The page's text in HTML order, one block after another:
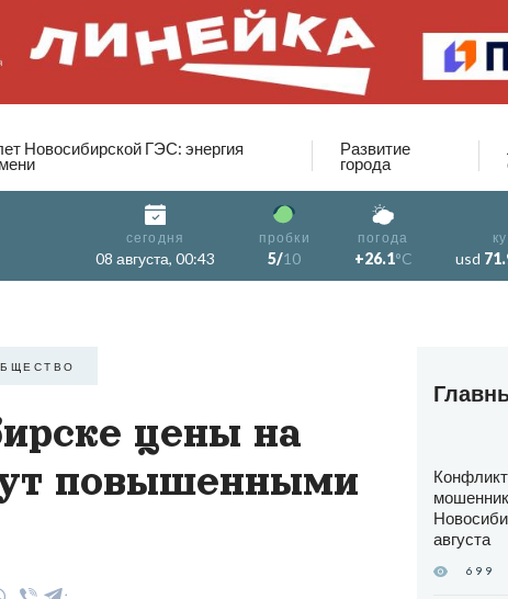
Новосибирской ГЭС: энергия Развитие
города
сегодня
08 августа, 00:43
пробки
5/10
погода
+26.1°C usd
цены на
повышенными
августа
699